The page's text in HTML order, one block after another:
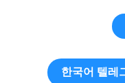
한국어 텔레